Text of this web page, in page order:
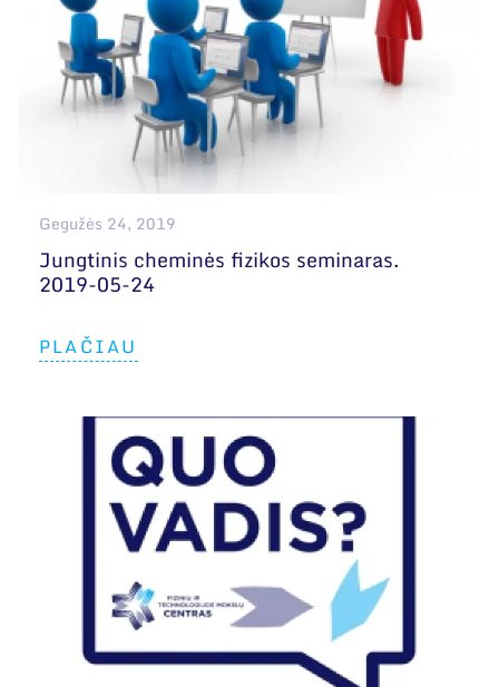
Gegužės 24, 2019
Jungtinis cheminės fizikos seminaras.
2019-05-24
PLAČIAU